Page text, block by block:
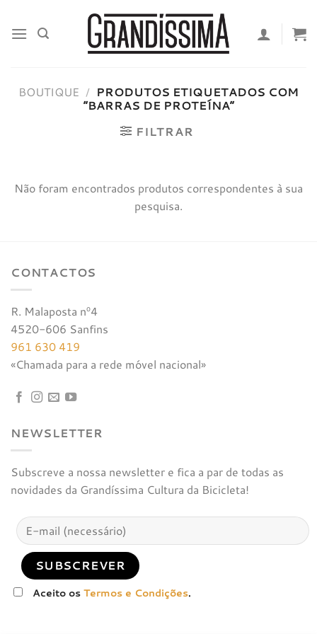
content
BOUTIQUE / PRODUTOS ETIQUETADOS COM
“BARRAS DE PROTEÍNA”
FILTRAR
Não foram encontrados produtos correspondentes à sua
pesquisa.
CONTACTOS
R. Malaposta nº4
4520-606 Sanfins
961 630 419
«Chamada para a rede móvel nacional»
NEWSLETTER
Subscreve a nossa newsletter e fica a par de todas as
novidades da Grandíssima Cultura da Bicicleta!
Aceito osTermos e Condições.